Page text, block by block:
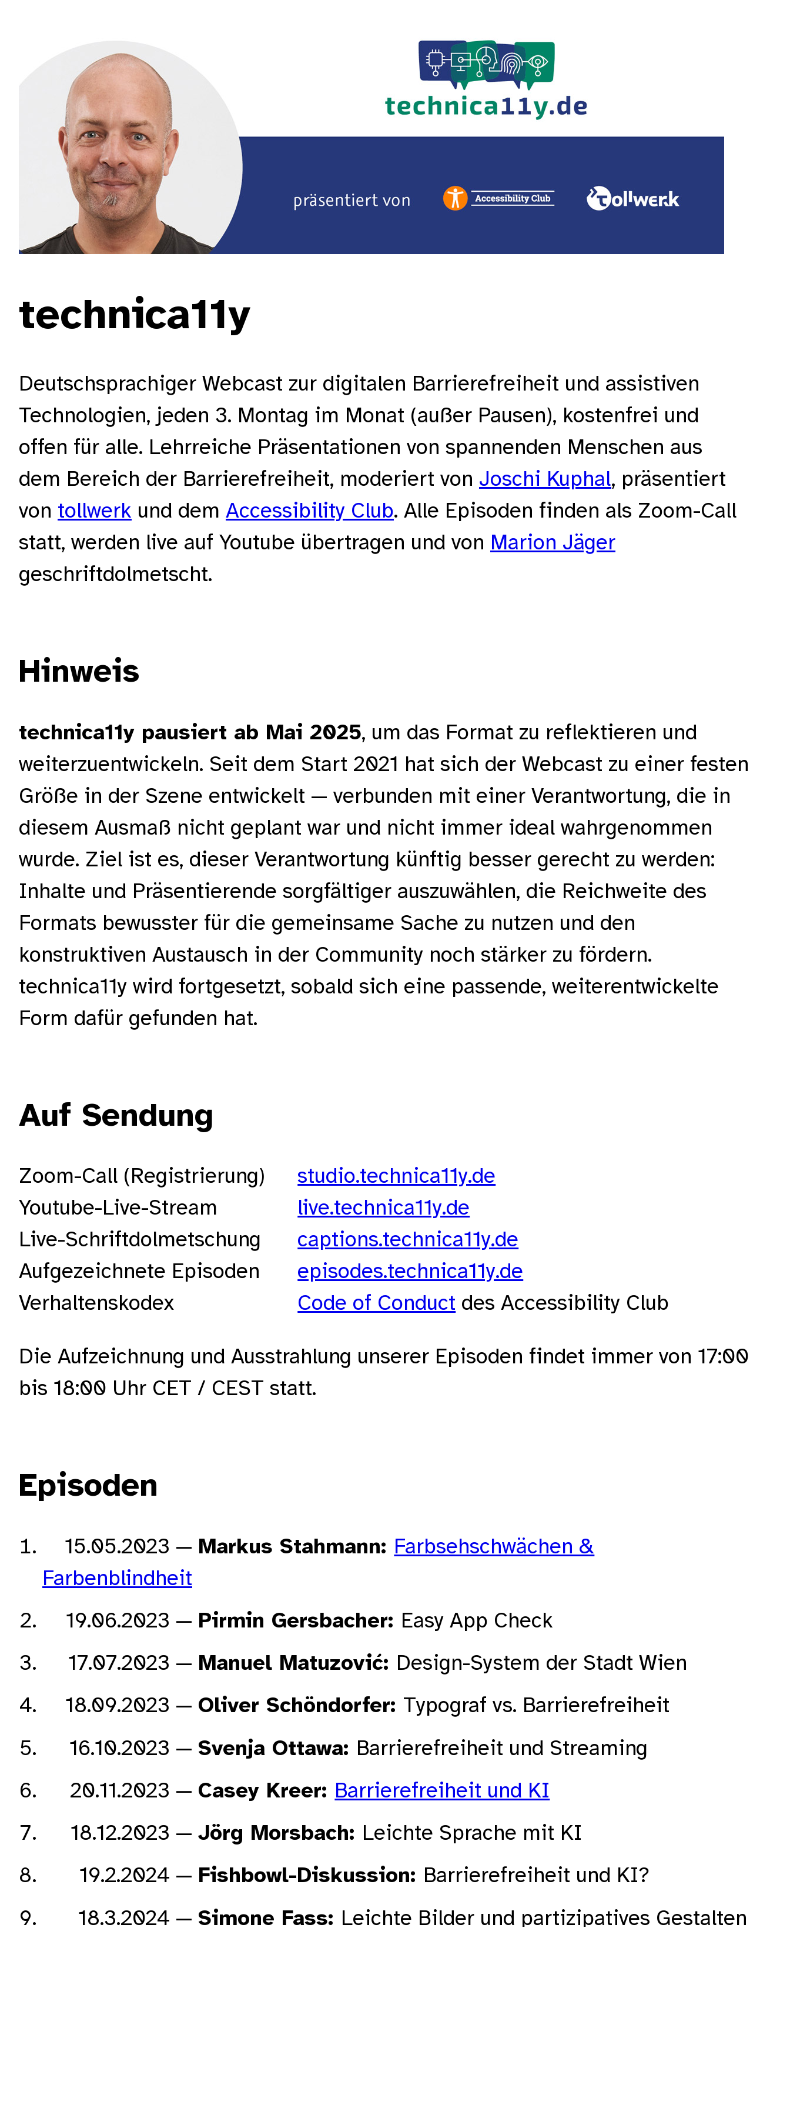
technica11y
Deutschsprachiger Webcast zur digitalen Barrierefreiheit und assistiven
Technologien, jeden 3. Montag im Monat (außer Pausen), kostenfrei und
offen für alle. Lehrreiche Präsentationen von spannenden Menschen aus
dem Bereich der Barrierefreiheit, moderiert von Joschi Kuphal, präsentiert
von tollwerk und dem Accessibility Club. Alle Episoden finden als Zoom-Call
statt, werden live auf Youtube übertragen und von Marion Jäger
geschriftdolmetscht.
Hinweis
technica11y pausiert ab Mai 2025, um das Format zu reflektieren und
weiterzuentwickeln. Seit dem Start 2021 hat sich der Webcast zu einer festen
Größe in der Szene entwickelt — verbunden mit einer Verantwortung, die in
diesem Ausmaß nicht geplant war und nicht immer ideal wahrgenommen
wurde. Ziel ist es, dieser Verantwortung künftig besser gerecht zu werden:
Inhalte und Präsentierende sorgfältiger auszuwählen, die Reichweite des
Formats bewusster für die gemeinsame Sache zu nutzen und den
konstruktiven Austausch in der Community noch stärker zu fördern.
technica11y wird fortgesetzt, sobald sich eine passende, weiterentwickelte
Form dafür gefunden hat.
Auf Sendung
Zoom-Call (Registrierung)
studio.technica11y.de
Youtube-Live-Stream
live.technica11y.de
Live-Schriftdolmetschung
captions.technica11y.de
Aufgezeichnete Episoden
episodes.technica11y.de
Verhaltenskodex
Code of Conduct des Accessibility Club
Die Aufzeichnung und Ausstrahlung unserer Episoden findet immer von 17:00
bis 18:00 Uhr CET / CEST statt.
Episoden
15.05.2023 Markus Stahmann
Farbsehschwächen &
Farbenblindheit
19.06.2023
Pirmin Gersbacher
Easy App Check
17.07.2023
Manuel Matuzović
Design-System der Stadt Wien
18.09.2023
Oliver Schöndorfer
Typograf vs. Barrierefreiheit
16.10.2023
Svenja Ottawa
Barrierefreiheit und Streaming
20.11.2023
Casey Kreer
Barrierefreiheit und KI
18.12.2023
Jörg Morsbach
Leichte Sprache mit KI
19.2.2024
Fishbowl-Diskussion
Barrierefreiheit und KI?
18.3.2024
Simone Fass
Leichte Bilder und partizipatives Gestalten